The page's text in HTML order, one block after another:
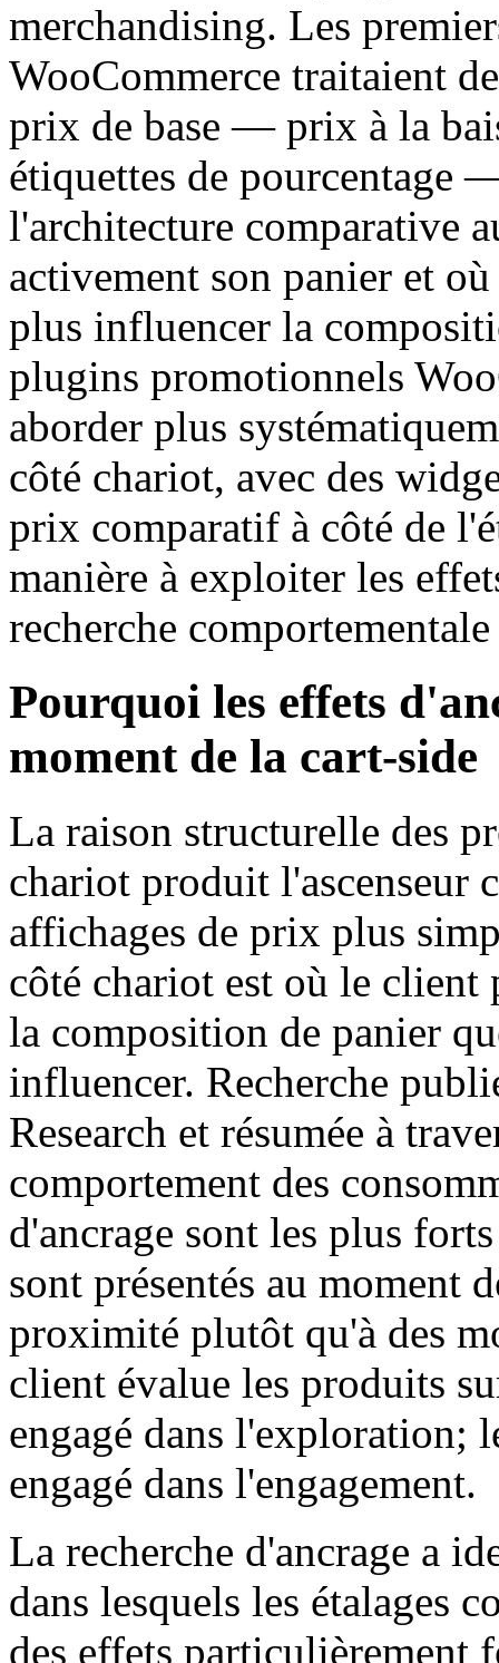
merchandising. Les
WooCommerce traitaient
prix de base — prix à la
étiquettes de pourcentage
l'architecture comparative
activement son panier et
plus influencer la
plugins promotionnels
aborder plus
côté chariot, avec des
prix comparatif à côté de
manière à exploiter les
recherche
Pourquoi les effets
moment de la cart-side
La raison structurelle des
chariot produit l'ascenseur
affichages de prix plus
côté chariot est où le client
la composition de panier
influencer. Recherche
Research et résumée à
comportement des
d'ancrage sont les plus
sont présentés au moment
proximité plutôt qu'à des
client évalue les produits
engagé dans l'exploration;
engagé dans l'engagement.
La recherche d'ancrage a
dans lesquels les étalages
des effets particulièrement